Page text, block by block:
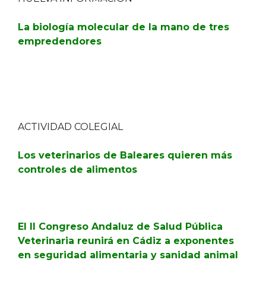
La biología molecular de la mano de tres
empredendores
ACTIVIDAD COLEGIAL
Los veterinarios de Baleares quieren más
controles de alimentos
El II Congreso Andaluz de Salud Pública
Veterinaria reunirá en Cádiz a exponentes
en seguridad alimentaria y sanidad animal